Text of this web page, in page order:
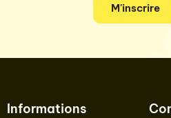
M'inscrire
Informations